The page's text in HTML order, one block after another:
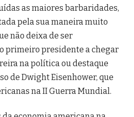
as maiores barbaridades,
pela sua maneira muito
não deixa de ser
primeiro presidente a chegar
na política ou destaque
de Dwight Eisenhower, que
na II Guerra Mundial.